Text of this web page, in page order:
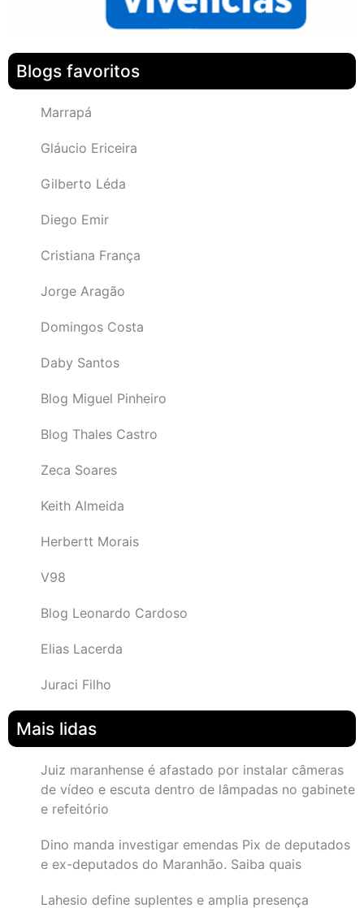
Blogs favoritos
Marrapá
Gláucio Ericeira
Gilberto Léda
Diego Emir
Cristiana França
Jorge Aragão
Domingos Costa
Daby Santos
Blog Miguel Pinheiro
Blog Thales Castro
Zeca Soares
Keith Almeida
Herbertt Morais
V98
Blog Leonardo Cardoso
Elias Lacerda
Juraci Filho
Mais lidas
Juiz maranhense é afastado por instalar câmeras
de vídeo e escuta dentro de lâmpadas no gabinete
e refeitório
Dino manda investigar emendas Pix de deputados
e ex-deputados do Maranhão. Saiba quais
Lahesio define suplentes e amplia presença